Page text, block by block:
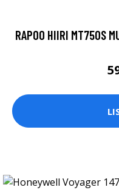
RAPOO HIIRI MT750S